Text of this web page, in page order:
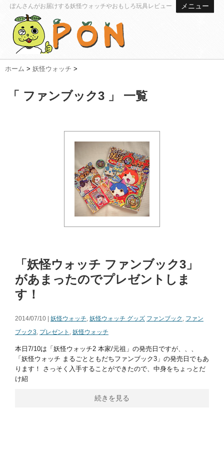
メニュー
ぽんさんがお届けする妖怪ウォッチやおもしろ玩具レビュー
ホーム > 妖怪ウォッチ >
「 ファンブック3 」 一覧
「妖怪ウォッチ ファンブック3」
があまったのでプレゼントしま
す！
2014/07/10 | 妖怪ウォッチ, 妖怪ウォッチ グッズ ファンブック , ファン
ブック3, プレゼント , 妖怪ウォッチ
本日7/10は「妖怪ウォッチ2 本家/元祖」の発売日ですが、、、
「妖怪ウォッチ まるごとともだちファンブック3」の発売日でもあ
ります！ さっそく入手することができたので、中身をちょっとだ
け紹
続きを見る